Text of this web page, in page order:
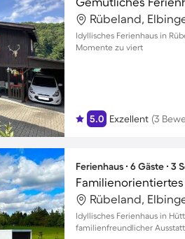
Rübeland,
Idyllisches Ferienhaus in
Momente zu viert
5.0 Exzellent (3
Ferienhaus ∙ 6 Gäste ∙ 3
Rübeland,
Idyllisches Ferienhaus in
familienfreundlicher